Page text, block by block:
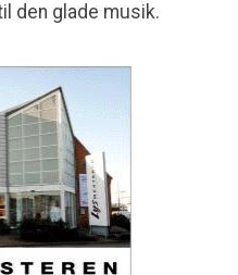
den glade musik.